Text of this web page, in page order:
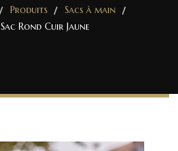
Produits
Sacs à main
Sac Rond Cuir Jaune